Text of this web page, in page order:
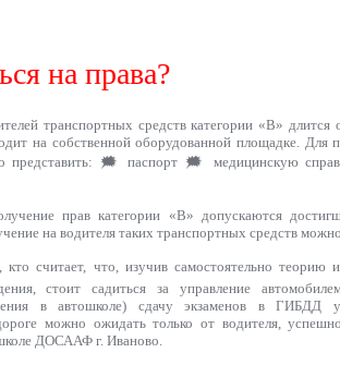
на права?
транспортных средств категории «B» длится
на собственной оборудованной площадке. Для
представить: 🗯 паспорт 🗯 медицинскую
прав категории «В» допускаются
на водителя таких транспортных средств
считает, что, изучив самостоятельно теорию
стоит садиться за управление
в автошколе) сдачу экзаменов в ГИБДД
можно ожидать только от водителя,
ДОСААФ г. Иваново.